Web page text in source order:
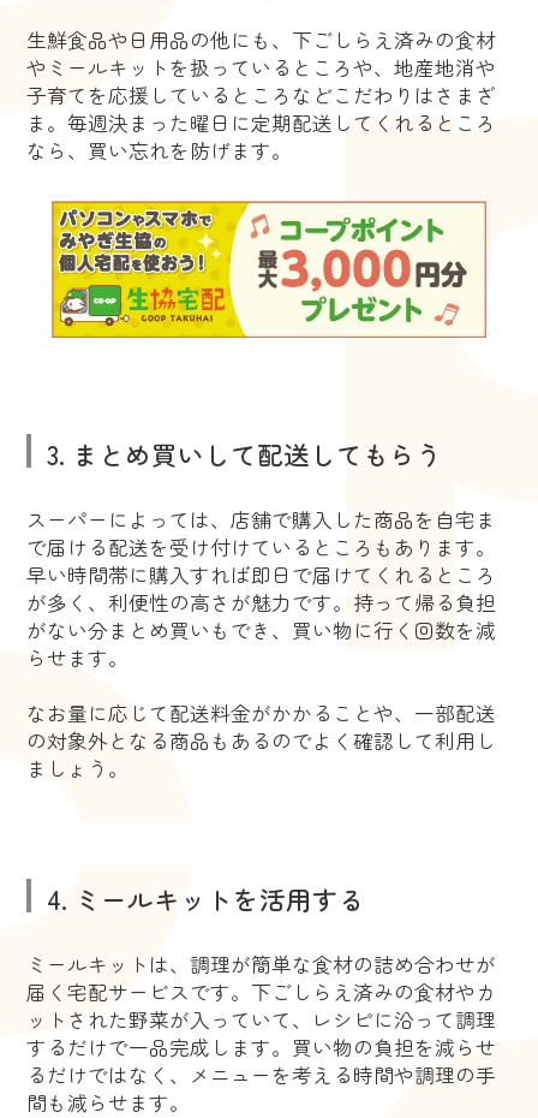
生鮮食品や日用品の他にも、下ごしらえ済みの食材
やミールキットを扱っているところや、地産地消や
子育てを応援しているところなどこだわりはさまざ
ま。毎週決まった曜日に定期配送してくれるところ
なら、買い忘れを防げます。
3. まとめ買いして配送してもらう
スーパーによっては、店舗で購入した商品を自宅ま
で届ける配送を受け付けているところもあります。
早い時間帯に購入すれば即日で届けてくれるところ
が多く、利便性の高さが魅力です。持って帰る負担
がない分まとめ買いもでき、買い物に行く回数を減
らせます。
なお量に応じて配送料金がかかることや、一部配送
の対象外となる商品もあるのでよく確認して利用し
ましょう。
4. ミールキットを活用する
ミールキットは、調理が簡単な食材の詰め合わせが
届く宅配サービスです。下ごしらえ済みの食材やカ
ットされた野菜が入っていて、レシピに沿って調理
するだけで一品完成します。買い物の負担を減らせ
るだけではなく、メニューを考える時間や調理の手
間も減らせます。